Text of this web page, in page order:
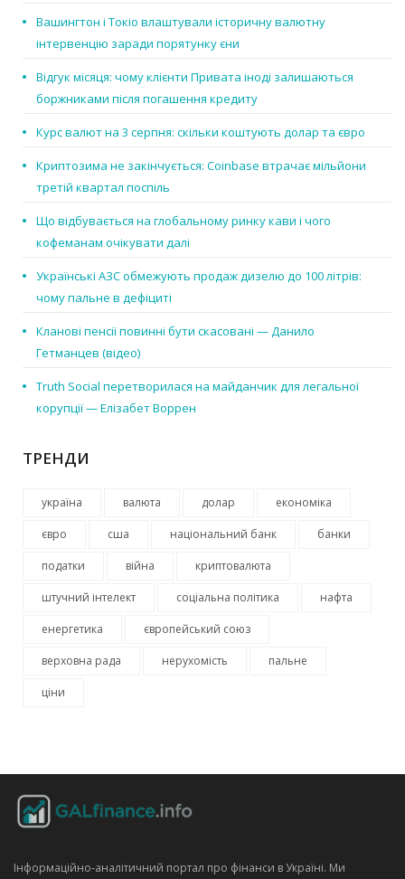
Вашингтон і Токіо влаштували історичну валютну
інтервенцію заради порятунку єни
Відгук місяця: чому клієнти Привата іноді залишаються
боржниками після погашення кредиту
Курс валют на 3 серпня: скільки коштують долар та євро
Криптозима не закінчується: Coinbase втрачає мільйони
третій квартал поспіль
Що відбувається на глобальному ринку кави і чого
кофеманам очікувати далі
Українські АЗС обмежують продаж дизелю до 100 літрів:
чому пальне в дефіциті
Кланові пенсії повинні бути скасовані — Данило
Гетманцев (відео)
Truth Social перетворилася на майданчик для легальної
корупції — Елізабет Воррен
ТРЕНДИ
україна валюта долар економіка
євро сша національний банк банки
податки війна криптовалюта
штучний інтелект соціальна політика нафта
енергетика європейський союз
верховна рада нерухомість пальне
ціни
Інформаційно‑аналітичний портал про фінанси в Україні. Ми